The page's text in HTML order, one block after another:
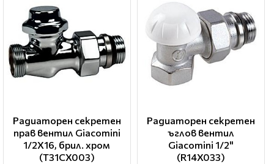
Радиаторен секретен
прав вентил Giacomini
1/2Х16, брил. хром
(T31CX003)
Радиаторен секретен
ъглов вентил
Giacomini 1/2"
(R14X033)